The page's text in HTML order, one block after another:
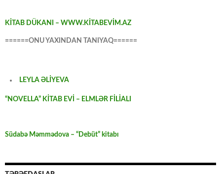
KİTAB DÜKANI – WWW.KİTABEVİM.AZ
======ONU YAXINDAN TANIYAQ======
LEYLA ƏLİYEVA
“NOVELLA” KİTAB EVİ – ELMLƏR FİLİALI
Südabə Məmmədova – “Debüt” kitabı